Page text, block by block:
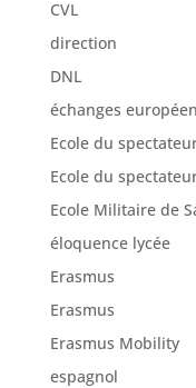
CVL
direction
DNL
échanges
Ecole du
Ecole du
Ecole Militaire de
éloquence lycée
Erasmus
Erasmus
Erasmus Mobility
espagnol